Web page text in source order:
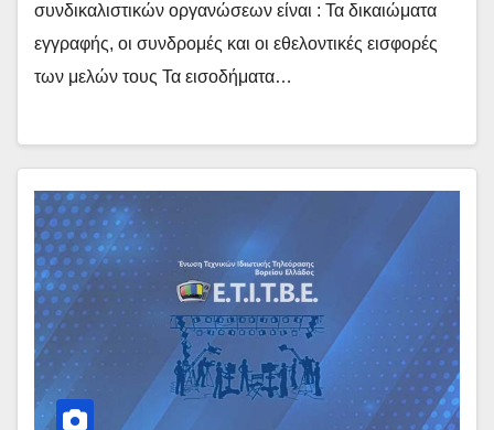
συνδικαλιστικών οργανώσεων είναι : Τα δικαιώματα
εγγραφής, οι συνδρομές και οι εθελοντικές εισφορές
των μελών τους Τα εισοδήματα…